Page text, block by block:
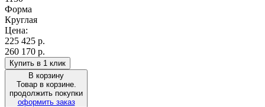
Форма
Круглая
Цена:
225 425 р.
260 170 р.
Купить в 1 клик
В корзину
Товар в корзине.
продолжить покупки
оформить заказ